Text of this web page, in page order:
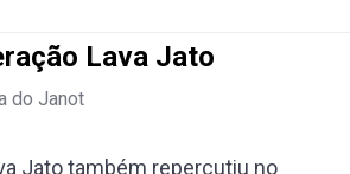
Lava Jato
do Janot
Jato também repercutiu no